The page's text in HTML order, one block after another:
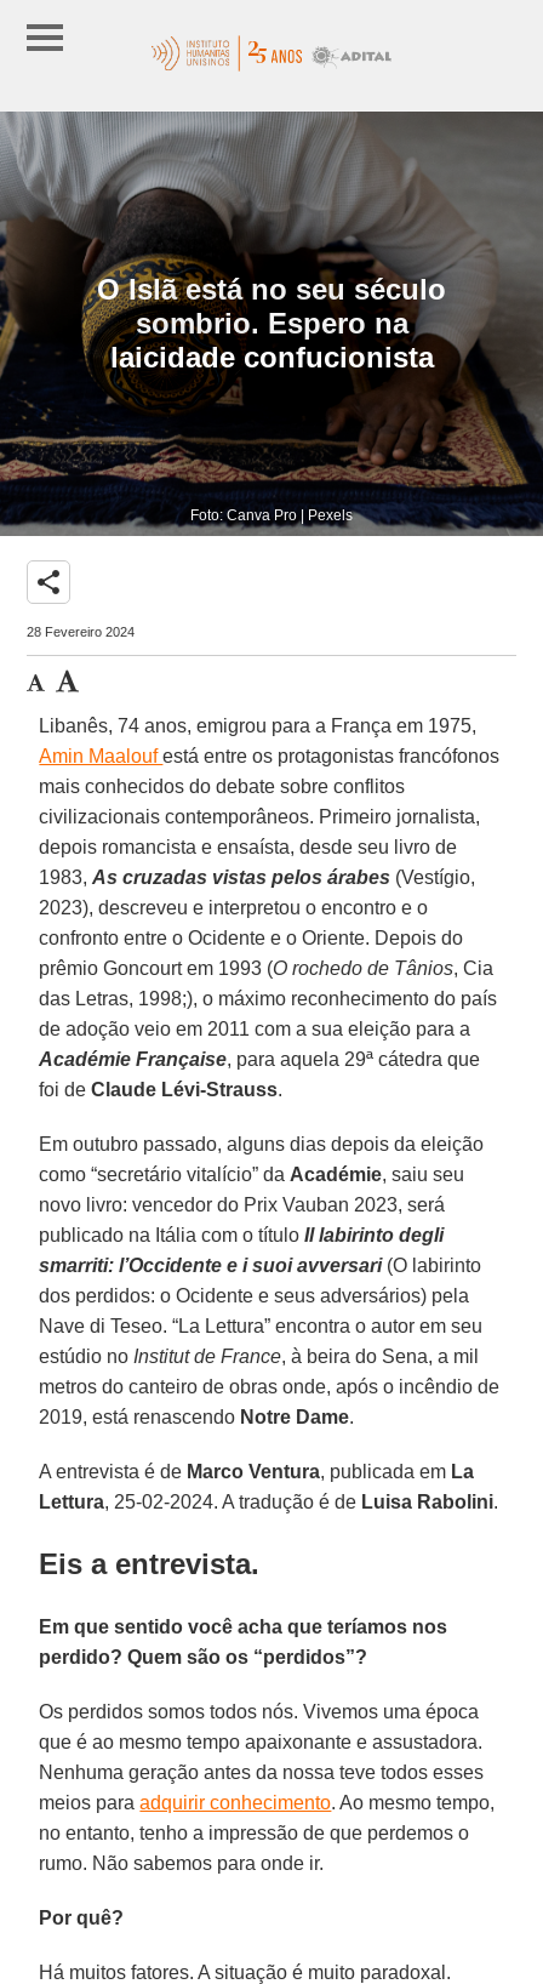
O Islã está no seu século
sombrio. Espero na
laicidade confucionista
Foto: Canva Pro | Pexels
share
28 Fevereiro 2024
Libanês, 74 anos, emigrou para a França em 1975,
Amin Maaloufestá entre os protagonistas francófonos
mais conhecidos do debate sobre conflitos
civilizacionais contemporâneos. Primeiro jornalista,
depois romancista e ensaísta, desde seu livro de
1983,As cruzadas vistas pelos árabes (Vestígio,
2023), descreveu e interpretou o encontro e o
confronto entre o Ocidente e o Oriente. Depois do
prêmio Goncourt em 1993 (O rochedo de Tânios, Cia
das Letras, 1998;), o máximo reconhecimento do país
de adoção veio em 2011 com a sua eleição para a
Académie Française, para aquela 29ª cátedra que
foi de Claude Lévi-Strauss.
Em outubro passado, alguns dias depois da eleição
como “secretário vitalício” da Académie, saiu seu
novo livro: vencedor do Prix Vauban 2023, será
publicado na Itália com o títuloIl labirinto degli
smarriti: l’Occidente e i suoi avversari(O labirinto
dos perdidos: o Ocidente e seus adversários) pela
Nave di Teseo. “La Lettura” encontra o autor em seu
estúdio no Institut de France, à beira do Sena, a mil
metros do canteiro de obras onde, após o incêndio de
2019, está renascendo Notre Dame.
A entrevista é de Marco Ventura, publicada em La
Lettura, 25-02-2024. A tradução é de Luisa Rabolini.
Eis a entrevista.
Em que sentido você acha que teríamos nos
perdido? Quem são os “perdidos”?
Os perdidos somos todos nós. Vivemos uma época
que é ao mesmo tempo apaixonante e assustadora.
Nenhuma geração antes da nossa teve todos esses
meios paraadquirir conhecimento. Ao mesmo tempo,
no entanto, tenho a impressão de que perdemos o
rumo. Não sabemos para onde ir.
Por quê?
Há muitos fatores. A situação é muito paradoxal.